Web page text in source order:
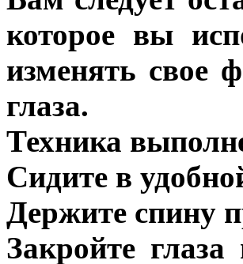
которое вы
изменять свое
глаза.
Техника
Сидите в
Держите спину
Закройте